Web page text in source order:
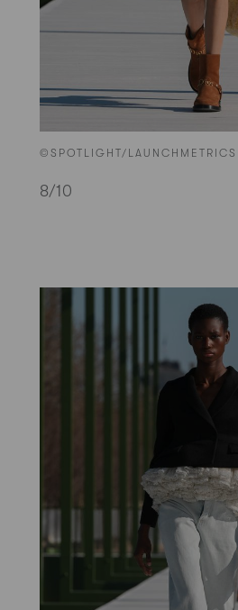
©SPOTLIGHT/LAUNCHMETRICS
8/10